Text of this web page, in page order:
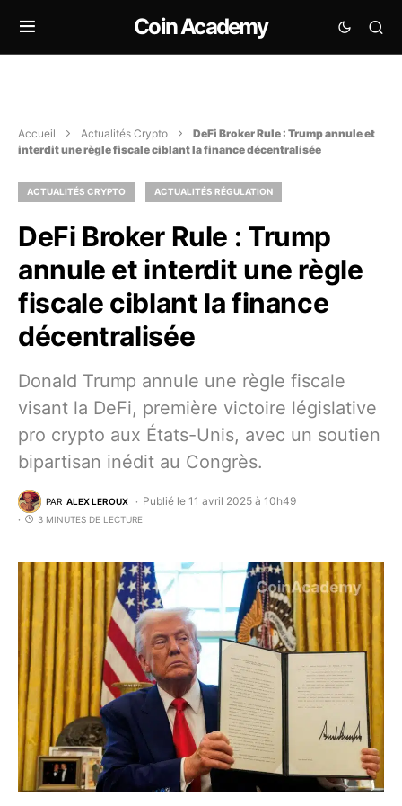
Coin Academy
Accueil Actualités Crypto
DeFi Broker Rule : Trump annule et
interdit une règle fiscale ciblant la finance décentralisée
ACTUALITÉS CRYPTO ACTUALITÉS RÉGULATION
DeFi Broker Rule : Trump
annule et interdit une règle
fiscale ciblant la finance
décentralisée
Donald Trump annule une règle fiscale
visant la DeFi, première victoire législative
pro crypto aux États-Unis, avec un soutien
bipartisan inédit au Congrès.
PAR ALEX LEROUX Publié le 11 avril 2025 à 10h49
3 MINUTES DE LECTURE